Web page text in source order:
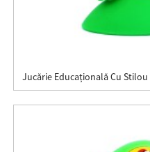
Jucărie Educațională Cu